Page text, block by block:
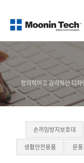
창의적이고 감각적인 디
손끼임방지보호대
생활안전용품
문